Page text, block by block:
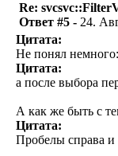
Re:
Ответ #5 - 24.
Цитата:
Не понял немного:
Цитата:
а после выбора
А как же быть с
Цитата:
Пробелы справа и